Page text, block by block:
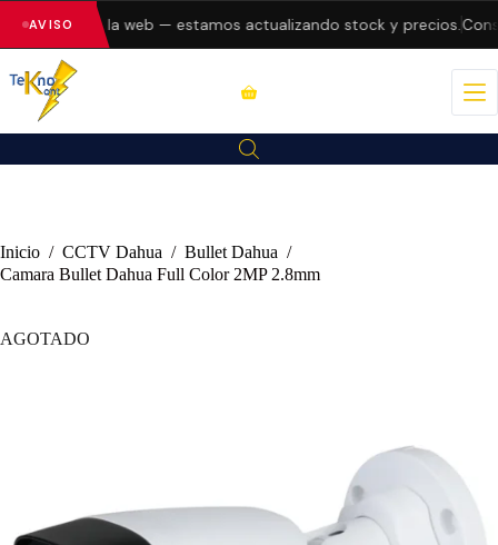
AVISO
errores en la web — estamos actualizando stock y precios.
Inicio / CCTV Dahua / Bullet Dahua /
Camara Bullet Dahua Full Color 2MP 2.8mm
AGOTADO